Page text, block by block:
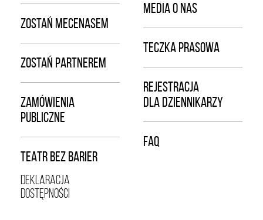
ZOSTAŃ MECENASEM
ZOSTAŃ PARTNEREM
ZAMÓWIENIA
PUBLICZNE
TEATR BEZ BARIER
DEKLARACJA
DOSTĘPNOŚCI
MEDIA O NAS
TECZKA PRASOWA
REJESTRACJA
DLA DZIENNIKARZY
FAQ